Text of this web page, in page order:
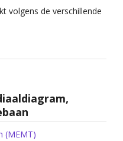
volgens de verschillende
(MEMT)